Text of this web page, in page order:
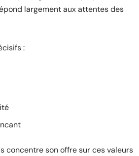
largement aux attentes des
:
concentre son offre sur ces valeurs